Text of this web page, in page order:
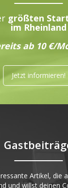
größten
im Rheinland
ab 10 €/
Jetzt informieren!
Artikel, die
und willst deinen